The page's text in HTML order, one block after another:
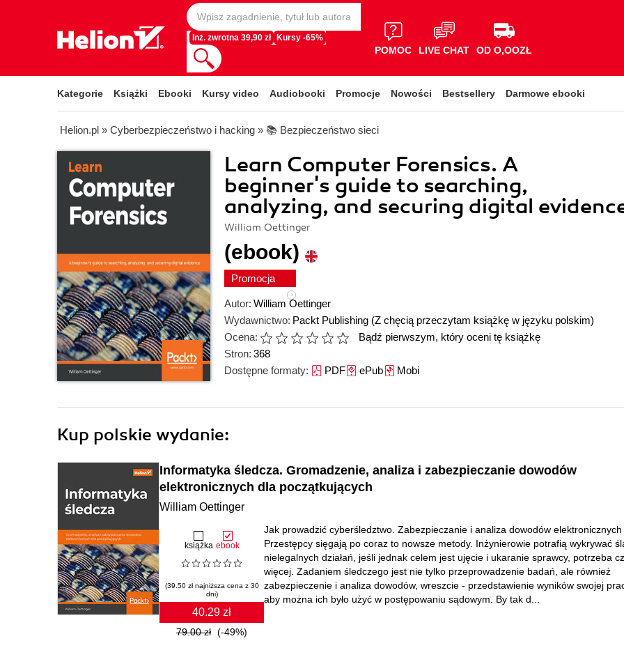
Inż. zwrotna 39,90 zł Kursy -65%
POMOC LIVE CHAT OD O,OOZŁ
Kategorie Książki Ebooki Kursy video Audiobooki Promocje Nowości Bestsellery Darmowe ebooki
Helion.pl » Cyberbezpieczeństwo i hacking » 📚 Bezpieczeństwo sieci
Learn Computer Forensics. A
beginner's guide to searching,
analyzing, and securing digital
William Oettinger
(ebook)
Promocja
Autor: William Oettinger
Wydawnictwo: Packt Publishing (Z chęcią przeczytam książkę w języku polskim)
Ocena:
Bądź pierwszym, który oceni tę książkę
Stron: 368
Dostępne formaty: PDFePubMobi
Kup polskie wydanie:
Informatyka śledcza. Gromadzenie, analiza i zabezpieczanie dowodów
elektronicznych dla początkujących
William Oettinger
książka ebook
(39.50 zł najniższa cena z 30
dni)
40.29 zł
79.00 zł (-49%)
Jak prowadzić cyberśledztwo. Zabezpieczanie i analiza dowodów elektronicznych
Przestępcy sięgają po coraz to nowsze metody. Inżynierowie potrafią wykrywać
nielegalnych działań, jeśli jednak celem jest ujęcie i ukaranie sprawcy, potrzeba
więcej. Zadaniem śledczego jest nie tylko przeprowadzenie badań, ale również
zabezpieczenie i analiza dowodów, wreszcie - przedstawienie wyników swojej
aby można ich było użyć w postępowaniu sądowym. By tak d...